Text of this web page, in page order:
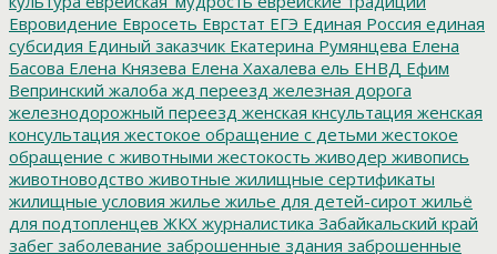
Евровидение Евросеть Еврстат ЕГЭ Единая Россия единая
субсидия Единый заказчик Екатерина Румянцева Елена
Басова Елена Князева Елена Хахалева ель ЕНВД Ефим
Вепринский жалоба жд переезд железная дорога
железнодорожный переезд женская кнсультация женская
консультация жестокое обращение с детьми жестокое
обращение с животными жестокость живодер живопись
животноводство животные жилищные сертификаты
жилищные условия жилье жилье для детей-сирот жильё
для подтопленцев ЖКХ журналистика Забайкальский край
забег заболевание заброшенные здания заброшенные